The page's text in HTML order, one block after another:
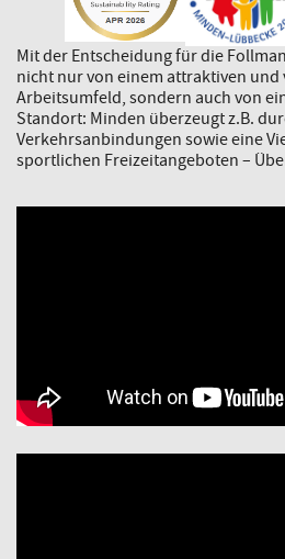
Mit der Entscheidung für die
nicht nur von einem attraktiven und
Arbeitsumfeld, sondern auch von
Standort: Minden überzeugt z.B.
Verkehrsanbindungen sowie eine
sportlichen Freizeitangeboten –